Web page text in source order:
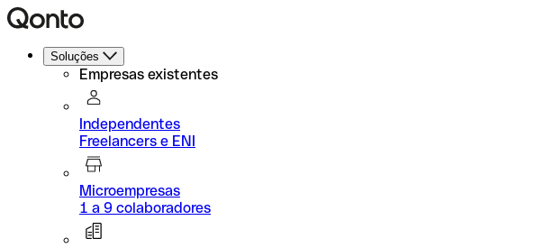
Soluções
Empresas existentes
Independentes
Freelancers e ENI
Microempresas
1 a 9 colaboradores